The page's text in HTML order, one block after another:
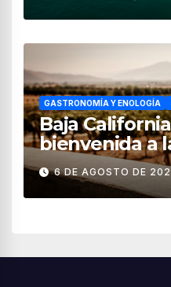
GASTRONOMÍA Y ENOLOGÍA
Baja
bienvenida a
vendimia
6 DE AGOSTO DE